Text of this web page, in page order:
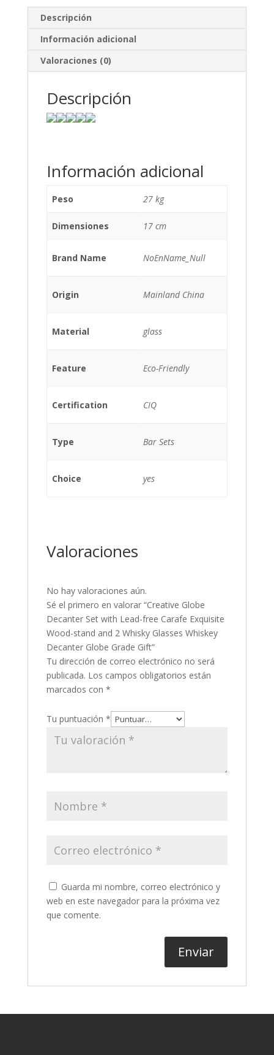
Descripción
Información adicional
Valoraciones (0)
Descripción
Información adicional
Peso 27 kg
Dimensiones 17 cm
Brand Name NoEnName_Null
Origin Mainland China
Material glass
Feature Eco-Friendly
Certification CIQ
Type Bar Sets
Choice yes
Valoraciones
No hay valoraciones aún.
Sé el primero en valorar “Creative Globe
Decanter Set with Lead-free Carafe Exquisite
Wood-stand and 2 Whisky Glasses Whiskey
Decanter Globe Grade Gift”
Tu dirección de correo electrónico no será
publicada. Los campos obligatorios están
marcados con *
Tu puntuación *
Guarda mi nombre, correo electrónico y
web en este navegador para la próxima vez
que comente.